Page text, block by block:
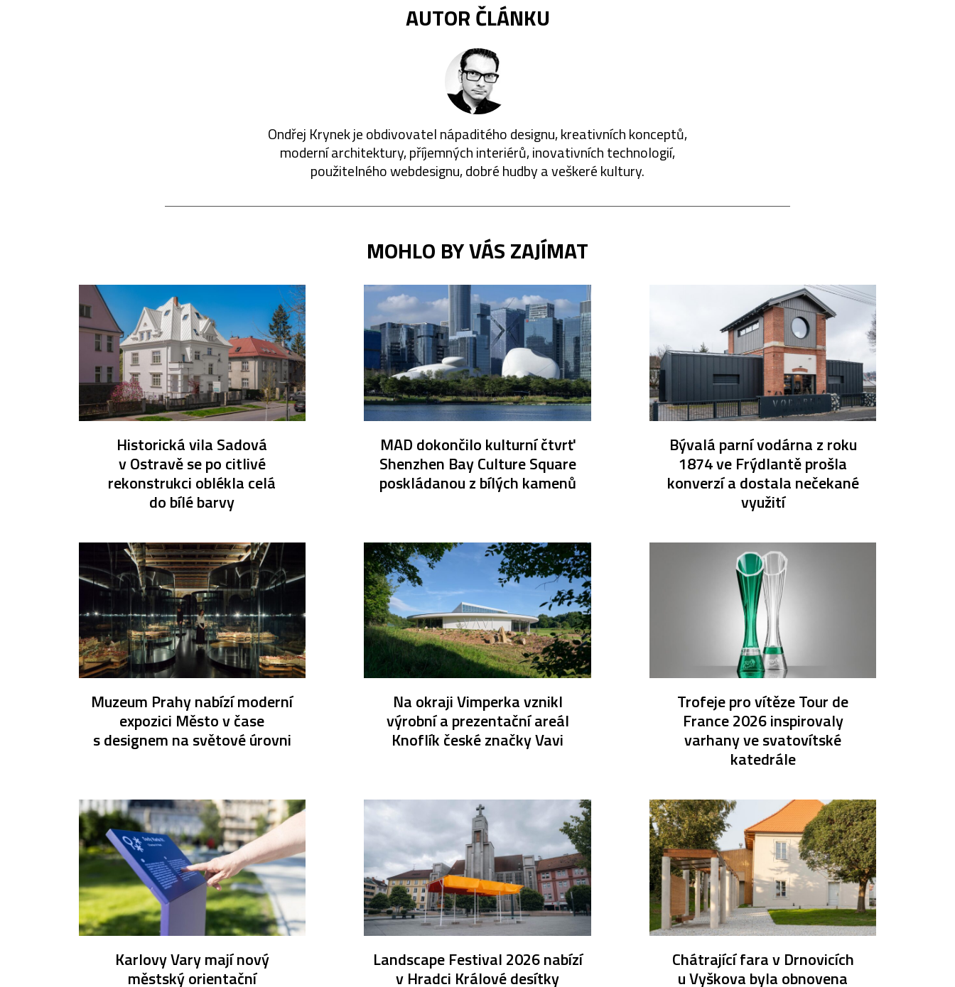
AUTOR ČLÁNKU
Ondřej Krynek je obdivovatel nápaditého designu, kreativních konceptů,
moderní architektury, příjemných interiérů, inovativních technologií,
použitelného webdesignu, dobré hudby a veškeré kultury.
MOHLO BY VÁS ZAJÍMAT
Historická vila Sadová
v Ostravě se po citlivé
rekonstrukci oblékla celá
do bílé barvy
MAD dokončilo kulturní čtvrť
Shenzhen Bay Culture Square
poskládanou z bílých kamenů
Bývalá parní vodárna z roku
1874 ve Frýdlantě prošla
konverzí a dostala nečekané
využití
Muzeum Prahy nabízí moderní
expozici Město v čase
s designem na světové úrovni
Na okraji Vimperka vznikl
výrobní a prezentační areál
Knoflík české značky Vavi
Trofeje pro vítěze Tour de
France 2026 inspirovaly
varhany ve svatovítské
katedrále
Karlovy Vary mají nový
městský orientační
Landscape Festival 2026 nabízí
v Hradci Králové desítky
Chátrající fara v Drnovicích
u Vyškova byla obnovena